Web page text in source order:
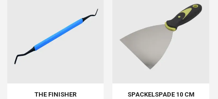
THE FINISHER SPACKELSPADE 10 CM